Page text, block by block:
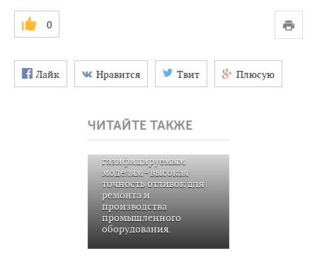
0
Лайк Нравится Твит Плюсую
ЧИТАЙТЕ ТАКЖЕ
газифицируемым
моделям - высокая
точность отливок для
ремонта и
производства
промышленного
оборудования.